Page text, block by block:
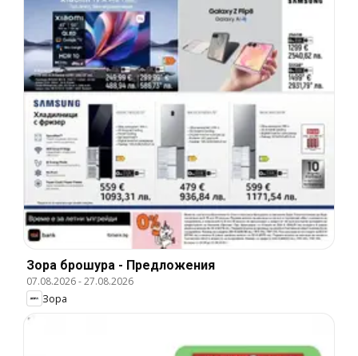
Зора брошура - Предложения
07.08.2026-27.08.2026
Зора